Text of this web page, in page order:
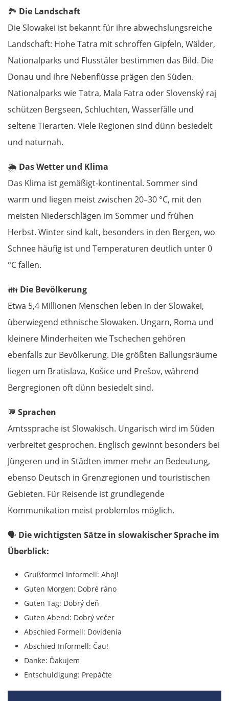
🏞️ Die Landschaft
Die Slowakei ist bekannt für ihre abwechslungsreiche
Landschaft: Hohe Tatra mit schroffen Gipfeln, Wälder,
Nationalparks und Flusstäler bestimmen das Bild. Die
Donau und ihre Nebenflüsse prägen den Süden.
Nationalparks wie Tatra, Mala Fatra oder Slovenský raj
schützen Bergseen, Schluchten, Wasserfälle und
seltene Tierarten. Viele Regionen sind dünn besiedelt
und naturnah.
🌦️ Das Wetter und Klima
Das Klima ist gemäßigt-kontinental. Sommer sind
warm und liegen meist zwischen 20–30 °C, mit den
meisten Niederschlägen im Sommer und frühen
Herbst. Winter sind kalt, besonders in den Bergen, wo
Schnee häufig ist und Temperaturen deutlich unter 0
°C fallen.
👪 Die Bevölkerung
Etwa 5,4 Millionen Menschen leben in der Slowakei,
überwiegend ethnische Slowaken. Ungarn, Roma und
kleinere Minderheiten wie Tschechen gehören
ebenfalls zur Bevölkerung. Die größten Ballungsräume
liegen um Bratislava, Košice und Prešov, während
Bergregionen oft dünn besiedelt sind.
💬 Sprachen
Amtssprache ist Slowakisch. Ungarisch wird im Süden
verbreitet gesprochen. Englisch gewinnt besonders bei
Jüngeren und in Städten immer mehr an Bedeutung,
ebenso Deutsch in Grenzregionen und touristischen
Gebieten. Für Reisende ist grundlegende
Kommunikation meist problemlos möglich.
🗣️ Die wichtigsten Sätze in slowakischer Sprache im
Überblick:
Grußformel Informell: Ahoj!
Guten Morgen: Dobré ráno
Guten Tag: Dobrý deň
Guten Abend: Dobrý večer
Abschied Formell: Dovidenia
Abschied Informell: Čau!
Danke: Ďakujem
Entschuldigung: Prepáčte